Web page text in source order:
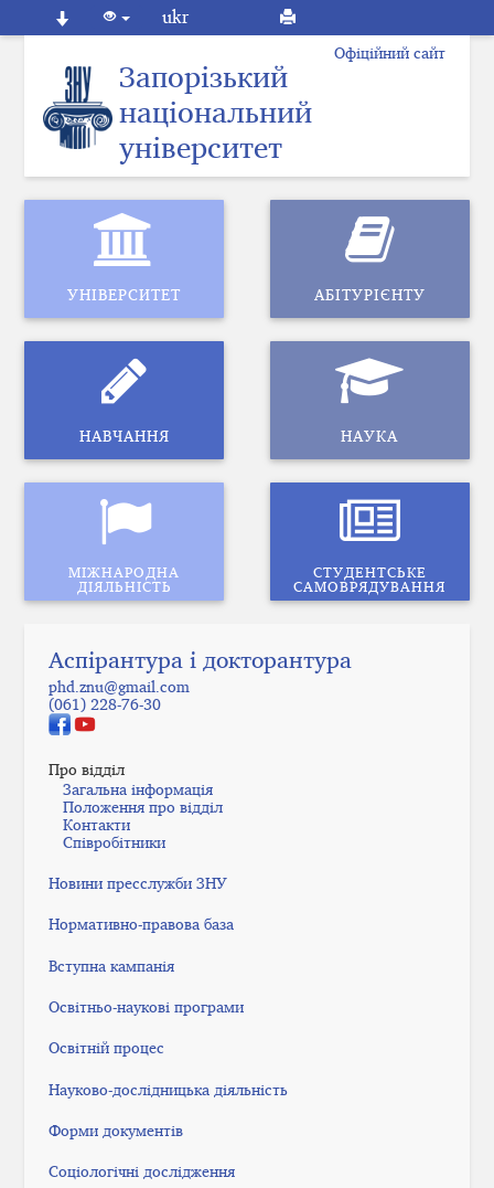
ukr
Офіційний сайт
Запорізький
національний
університет
УНІВЕРСИТЕТ АБІТУРІЄНТУ
НАВЧАННЯ НАУКА
МІЖНАРОДНА
ДІЯЛЬНІСТЬ
СТУДЕНТСЬКЕ
САМОВРЯДУВАННЯ
Аспірантура і докторантура
phd.znu@gmail.com
(061) 228-76-30
Про відділ
Загальна інформація
Положення про відділ
Контакти
Співробітники
Новини пресслужби ЗНУ
Нормативно-правова база
Вступна кампанія
Освітньо-наукові програми
Освітній процес
Науково-дослідницька діяльність
Форми документів
Соціологічні дослідження